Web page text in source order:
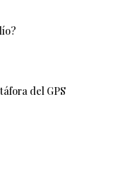
del GPS